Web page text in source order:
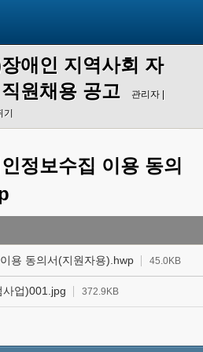
애인 지역사회 자
원채용 공고
관리자 |
정보수집 이용 동의
용 동의서(지원자용).hwp 45.0KB
업)001.jpg 372.9KB